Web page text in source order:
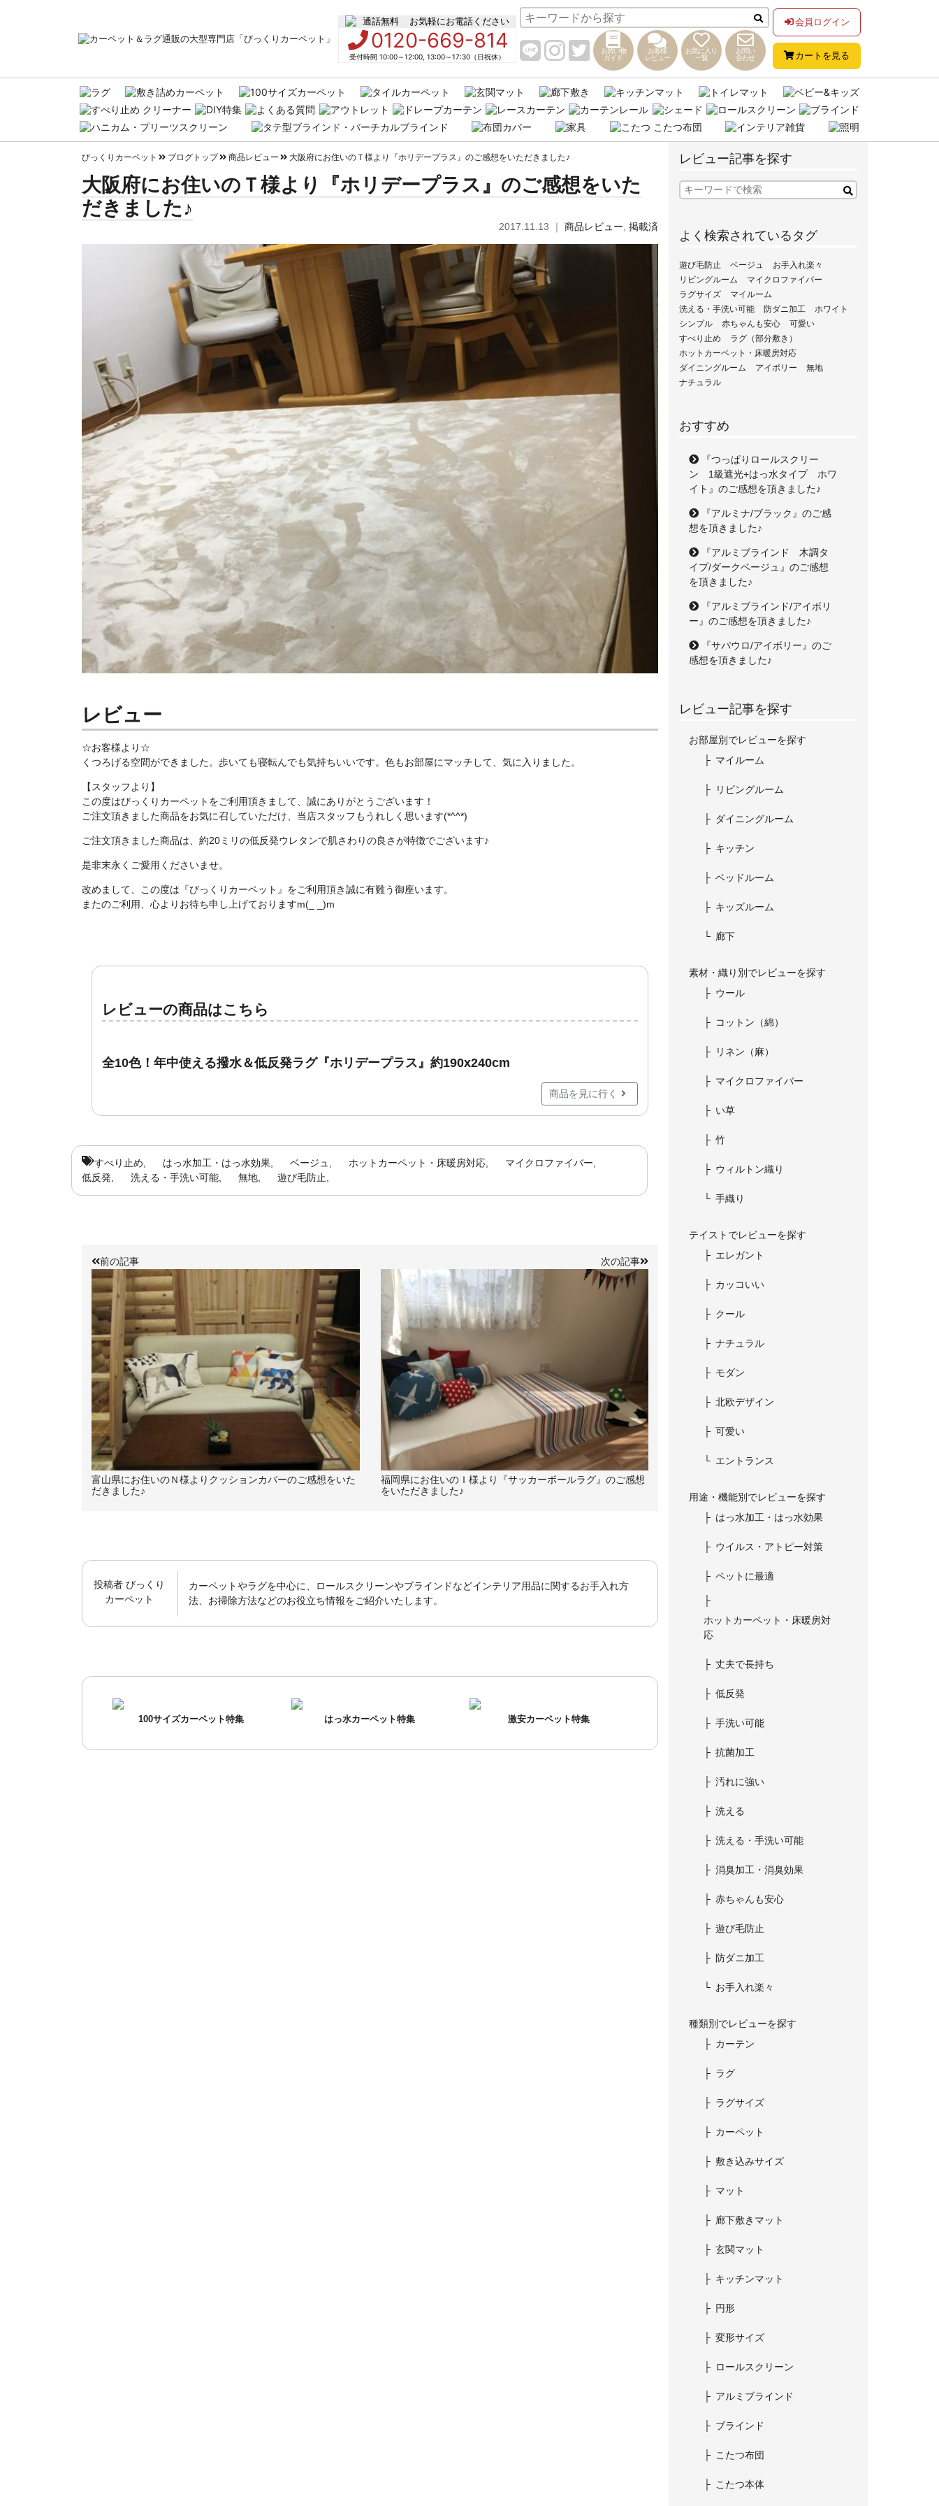
お気軽にお電話ください
0120-669-814
受付時間 10:00～12:00, 13:00～17:30（日祝休）
お買い物
ガイド
お客様
レビュー
お気に入り
一覧
お問い
合わせ
会員ログイン
カートを見る
びっくりカーペット ブログトップ 商品レビュー 大阪府にお住いのＴ様より『ホリデープラス』のご感想をいただきました♪
大阪府にお住いのＴ様より『ホリデープラス』のご感想をいた
だきました♪
2017.11.13 ｜ 商品レビュー 掲載済
レビュー
☆お客様より☆
くつろげる空間ができました。歩いても寝転んでも気持ちいいです。色もお部屋にマッチして、気に入りました。
【スタッフより】
この度はびっくりカーペットをご利用頂きまして、誠にありがとうございます！
ご注文頂きました商品をお気に召していただけ、当店スタッフもうれしく思います(*^^*)
ご注文頂きました商品は、約20ミリの低反発ウレタンで肌さわりの良さが特徴でございます♪
是非末永くご愛用くださいませ。
改めまして、この度は『びっくりカーペット』をご利用頂き誠に有難う御座います。
またのご利用、心よりお待ち申し上げておりますm(_ _)m
レビューの商品はこちら
全10色！年中使える撥水＆低反発ラグ『ホリデープラス』約190x240cm
商品を見に行く
すべり止め はっ水加工・はっ水効果 ベージュ ホットカーペット・床暖房対応
マイクロファイバー
低反発
洗える・手洗い可能 無地 遊び毛防止
前の記事
富山県にお住いのＮ様よりクッションカバーのご感想をいた
だきました♪
次の記事
福岡県にお住いのＩ様より『サッカーボールラグ』のご感想
をいただきました♪
投稿者びっくり
カーペット
カーペットやラグを中心に、ロールスクリーンやブラインドなどインテリア用品に関するお手入れ方
法、お掃除方法などのお役立ち情報をご紹介いたします。
100サイズカーペット特集 はっ水カーペット特集 激安カーペット特集
レビュー記事を探す
よく検索されているタグ
遊び毛防止 ベージュ
お手入れ楽々
リビングルーム
マイクロファイバー
ラグサイズ
マイルーム
洗える・手洗い可能
防ダニ加工
ホワイト
シンプル
赤ちゃんも安心
可愛い
すべり止め
ラグ（部分敷き）
ホットカーペット・床暖房対応
ダイニングルーム
アイボリー
無地
ナチュラル
おすすめ
『つっぱりロールスクリー
ン 1級遮光+はっ水タイプ ホワ
イト』のご感想を頂きました♪
『アルミナ/ブラック』のご感
想を頂きました♪
『アルミブラインド 木調タ
イプ/ダークベージュ』のご感想
を頂きました♪
『アルミブラインド/アイボリ
ー』のご感想を頂きました♪
『サパウロ/アイボリー』のご
感想を頂きました♪
レビュー記事を探す
お部屋別でレビューを探す
マイルーム
リビングルーム
ダイニングルーム
キッチン
ベッドルーム
キッズルーム
廊下
素材・織り別でレビューを探す
ウール
コットン（綿）
リネン（麻）
マイクロファイバー
い草
竹
ウィルトン織り
手織り
テイストでレビューを探す
エレガント
カッコいい
クール
ナチュラル
モダン
北欧デザイン
可愛い
エントランス
用途・機能別でレビューを探す
はっ水加工・はっ水効果
ウイルス・アトピー対策
ペットに最適
ホットカーペット・床暖房対
応
丈夫で長持ち
低反発
手洗い可能
抗菌加工
汚れに強い
洗える
洗える・手洗い可能
消臭加工・消臭効果
赤ちゃんも安心
遊び毛防止
防ダニ加工
お手入れ楽々
種類別でレビューを探す
カーテン
ラグ
ラグサイズ
カーペット
敷き込みサイズ
マット
廊下敷きマット
玄関マット
キッチンマット
円形
変形サイズ
ロールスクリーン
アルミブラインド
ブラインド
こたつ布団
こたつ本体